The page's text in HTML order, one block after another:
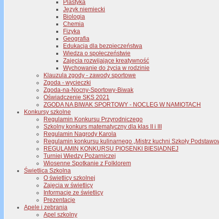
Plastyka
Język niemiecki
Biologia
Chemia
Fizyka
Geografia
Edukacja dla bezpieczeństwa
Wiedza o społeczeństwie
Zajęcia rozwijające kreatywność
Wychowanie do życia w rodzinie
Klauzula zgody - zawody sportowe
Zgoda - wycieczki
Zgoda-na-Nocny-Sportowy-Biwak
Oświadczenie SKS 2021
ZGODA NA BIWAK SPORTOWY - NOCLEG W NAMIOTACH
Konkursy szkolne
Regulamin Konkursu Przyrodniczego
Szkolny konkurs matematyczny dla klas II i III
Regulamin Nagrody Karola
Regulamin konkursu kulinarnego „Mistrz kuchni Szkoły
REGULAMIN KONKURSU PIOSENKI BIESIADNEJ
Turniej Wiedzy Pożarniczej
Wiosenne Spotkanie z Folklorem
Świetlica Szkolna
O świetlicy szkolnej
Zajęcia w świetlicy
Informacje ze świetlicy
Prezentacje
Apele i zebrania
Apel szkolny